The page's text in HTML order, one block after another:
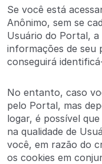
Se você está
Anônimo, sem se
Usuário do Portal, a
informações de seu
conseguirá
No entanto, caso
pelo Portal, mas
logar, é possível
na qualidade de
você, em razão do
os cookies em